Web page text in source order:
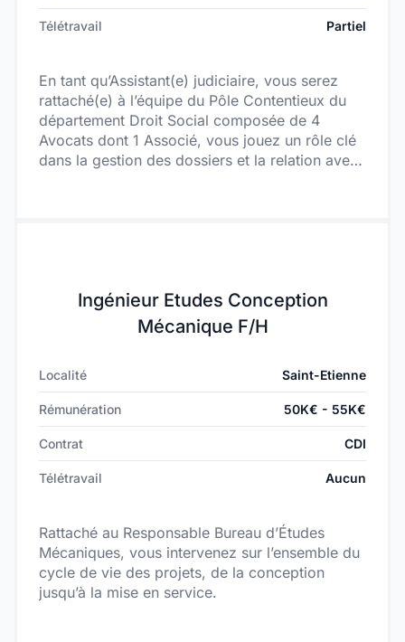
Télétravail Partiel
En tant qu’Assistant(e) judiciaire, vous serez
rattaché(e) à l’équipe du Pôle Contentieux du
département Droit Social composée de 4
Avocats dont 1 Associé, vous jouez un rôle clé
dans la gestion des dossiers et la relation avec
Ingénieur Etudes Conception
Mécanique F/H
Localité Saint-Etienne
Rémunération 50K€ - 55K€
Contrat CDI
Télétravail Aucun
Rattaché au Responsable Bureau d’Études
Mécaniques, vous intervenez sur l’ensemble du
cycle de vie des projets, de la conception
jusqu’à la mise en service.